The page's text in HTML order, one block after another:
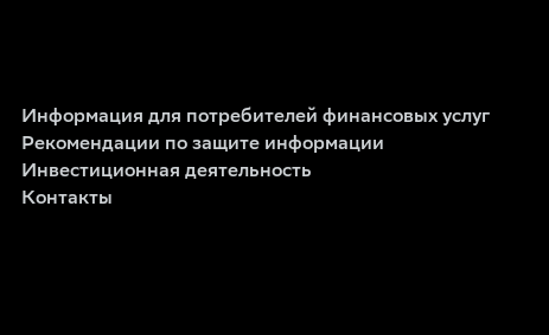
Информация для потребителей финансовых услуг
Рекомендации по защите информации
Инвестиционная деятельность
Контакты